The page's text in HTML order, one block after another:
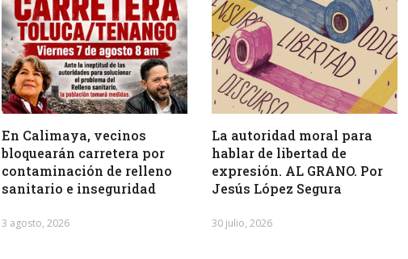
En Calimaya, vecinos
bloquearán carretera por
contaminación de relleno
sanitario e inseguridad
3 agosto, 2026
La autoridad moral para
hablar de libertad de
expresión. AL GRANO. Por
Jesús López Segura
30 julio, 2026